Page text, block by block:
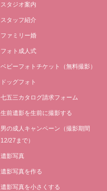
スタジオ案内
スタッフ紹介
ファミリー婚
フォト成人式
ベビーフォトチケット（無料撮影）
ドッグフォト
七五三カタログ請求フォーム
生前遺影を生前に撮影する
男の成人キャンペーン（撮影期間
12/27まで）
遺影写真
遺影写真を作る
遺影写真を小さくする